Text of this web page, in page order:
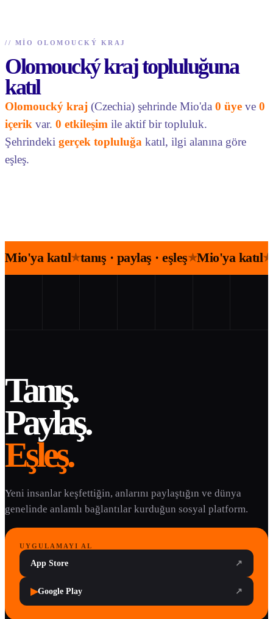
// MIO OLOMOUCKÝ KRAJ
Olomoucký kraj topluluğuna
katıl
Olomoucký kraj (Czechia) şehrinde Mio'da 0 üye ve 0
içerik var. 0 etkileşim ile aktif bir topluluk.
Şehrindeki gerçek topluluğa katıl, ilgi alanına göre
eşleş.
Mio'ya katıl★tanış · paylaş · eşleş★Mio'ya katıl★
Tanış.
Paylaş.
Eşleş.
Yeni insanlar keşfettiğin, anlarını paylaştığın ve dünya
genelinde anlamlı bağlantılar kurduğun sosyal platform.
UYGULAMAYI AL
App Store ↗
▶Google Play ↗